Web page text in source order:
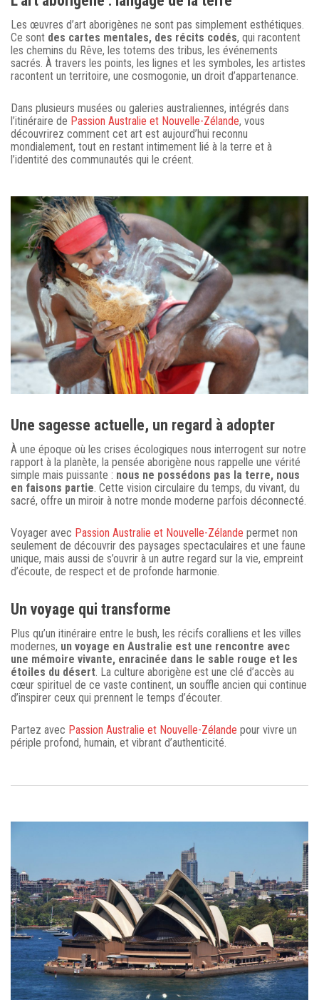
Les œuvres d’art aborigènes ne sont pas simplement esthétiques.
Ce sont des cartes mentales, des récits codés, qui racontent
les chemins du Rêve, les totems des tribus, les événements
sacrés. À travers les points, les lignes et les symboles, les artistes
racontent un territoire, une cosmogonie, un droit d’appartenance.
Dans plusieurs musées ou galeries australiennes, intégrés dans
l’itinéraire de Passion Australie et Nouvelle-Zélande, vous
découvrirez comment cet art est aujourd’hui reconnu
mondialement, tout en restant intimement lié à la terre et à
l’identité des communautés qui le créent.
Une sagesse actuelle, un regard à adopter
À une époque où les crises écologiques nous interrogent sur notre
rapport à la planète, la pensée aborigène nous rappelle une vérité
simple mais puissante : nous ne possédons pas la terre, nous
en faisons partie . Cette vision circulaire du temps, du vivant, du
sacré, offre un miroir à notre monde moderne parfois déconnecté.
Voyager avec Passion Australie et Nouvelle-Zélande permet non
seulement de découvrir des paysages spectaculaires et une faune
unique, mais aussi de s’ouvrir à un autre regard sur la vie, empreint
d’écoute, de respect et de profonde harmonie.
Un voyage qui transforme
Plus qu’un itinéraire entre le bush, les récifs coralliens et les villes
modernes, un voyage en Australie est une rencontre avec
une mémoire vivante, enracinée dans le sable rouge et les
étoiles du désert . La culture aborigène est une clé d’accès au
cœur spirituel de ce vaste continent, un souffle ancien qui continue
d’inspirer ceux qui prennent le temps d’écouter.
Partez avec Passion Australie et Nouvelle-Zélande pour vivre un
périple profond, humain, et vibrant d’authenticité.